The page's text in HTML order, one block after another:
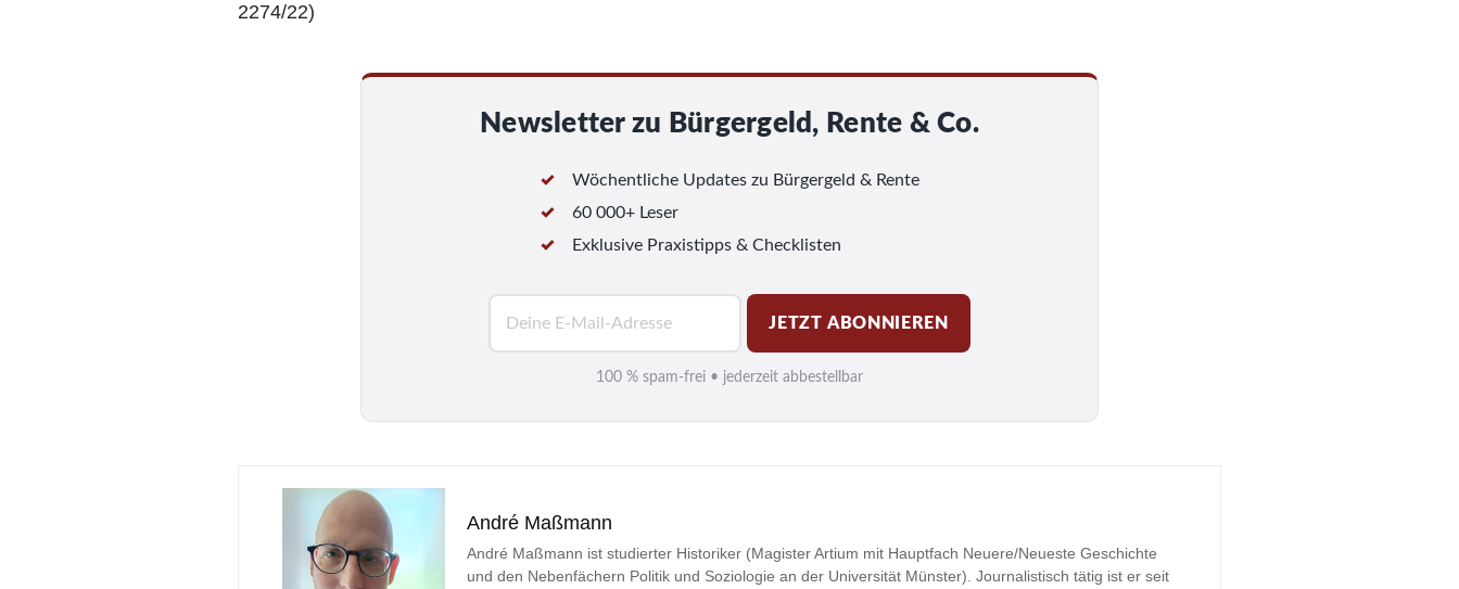
2274/22)
Newsletter zu Bürgergeld, Rente & Co.
Wöchentliche Updates zu Bürgergeld & Rente
60 000+ Leser
Exklusive Praxistipps & Checklisten
i
JETZT ABONNIEREN
100 % spam-frei • jederzeit abbestellbar
André Maßmann
André Maßmann ist studierter Historiker (Magister Artium mit Hauptfach Neuere/Neueste Geschichte
und den Nebenfächern Politik und Soziologie an der Universität Münster). Journalistisch tätig ist er seit